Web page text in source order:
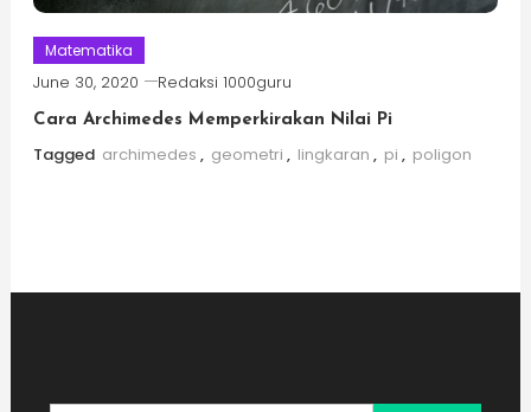
Matematika
June 30, 2020 Redaksi 1000guru
Cara Archimedes Memperkirakan Nilai Pi
Tagged archimedes , geometri , lingkaran , pi , poligon